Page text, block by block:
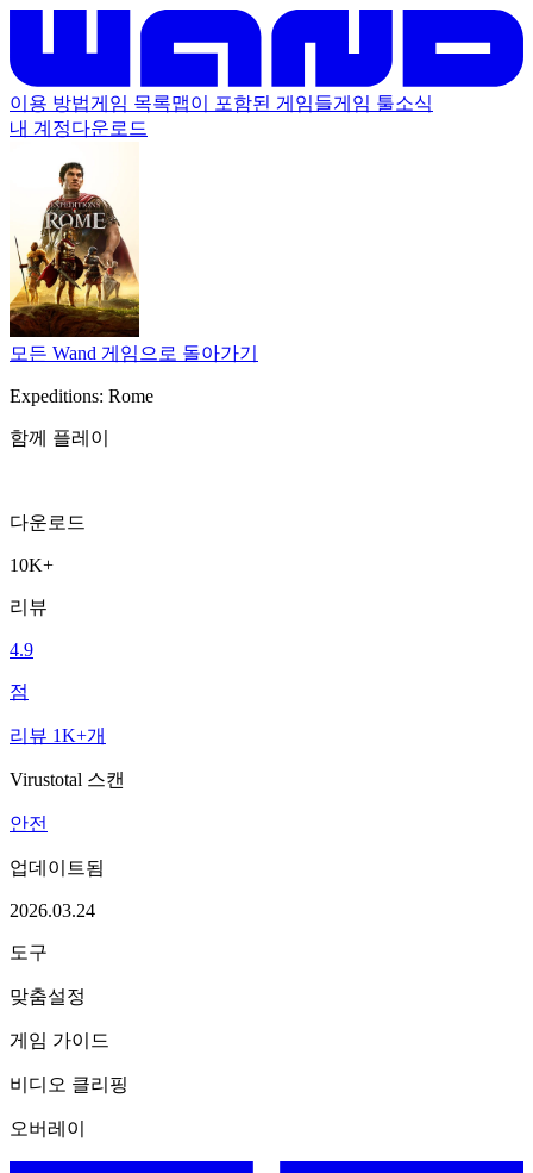
이용 방법게임 목록맵이 포함된 게임들게임 툴소식
내 계정다운로드
모든 Wand 게임으로 돌아가기
Expeditions: Rome
함께 플레이
다운로드
10K+
리뷰
4.9
점
리뷰 1K+개
Virustotal 스캔
안전
업데이트됨
2026.03.24
도구
맞춤설정
게임 가이드
비디오 클리핑
오버레이